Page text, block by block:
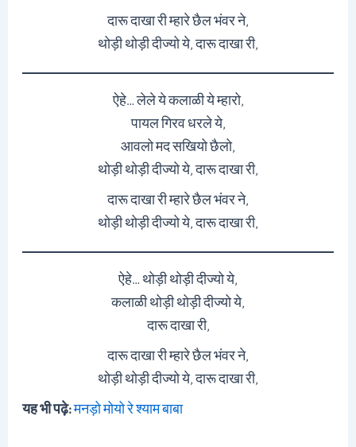
दारू दाखा री म्हारे छैल भंवर ने,
थोड़ी थोड़ी दीज्यो ये, दारू दाखा री,
ऐहे… लेले ये कलाळी ये म्हारो,
पायल गिरव धरले ये,
आवलो मद सखियो छैलो,
थोड़ी थोड़ी दीज्यो ये, दारू दाखा री,
दारू दाखा री म्हारे छैल भंवर ने,
थोड़ी थोड़ी दीज्यो ये, दारू दाखा री,
ऐहे… थोड़ी थोड़ी दीज्यो ये,
कलाळी थोड़ी थोड़ी दीज्यो ये,
दारू दाखा री,
दारू दाखा री म्हारे छैल भंवर ने,
थोड़ी थोड़ी दीज्यो ये, दारू दाखा री,
यह भी पढ़े:मनड़ो मोयो रे श्याम बाबा